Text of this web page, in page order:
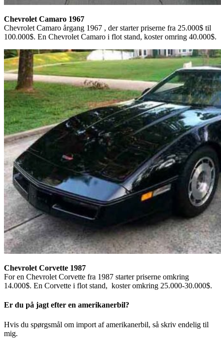
Chevrolet Camaro 1967
Chevrolet Camaro årgang 1967 , der starter priserne fra 25.000$ til
100.000$. En Chevrolet Camaro i flot stand, koster omring 40.000$.
Chevrolet Corvette 1987
For en Chevrolet Corvette fra 1987 starter priserne omkring
14.000$. En Corvette i flot stand, koster omkring 25.000-30.000$.
Er du på jagt efter en amerikanerbil?
Hvis du spørgsmål om import af amerikanerbil, så skriv endelig til
mig.